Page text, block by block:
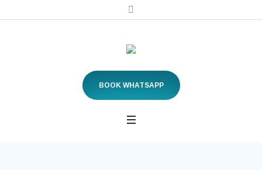
BOOK WHATSAPP